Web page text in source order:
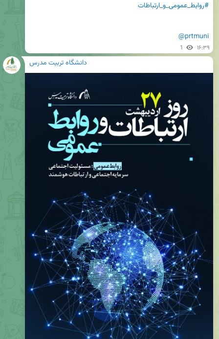
#روابط_عمومی_و_ارتباطات
@prtmuni
1 ۱۶:۳۹
دانشگاه تربیت مدرس